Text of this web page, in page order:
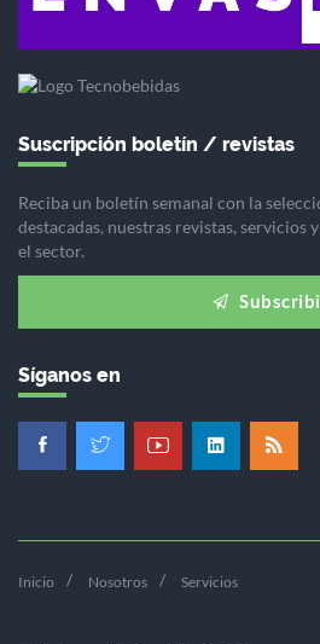
Suscripción boletín / revistas
Reciba un boletín semanal con la
destacadas, nuestras revistas, servicios
el sector.
Síganos en
Inicio Nosotros Servicios